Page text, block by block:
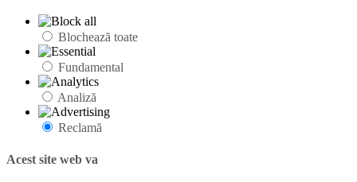
Blochează toate
Fundamental
Analiză
Reclamă
Acest site web va